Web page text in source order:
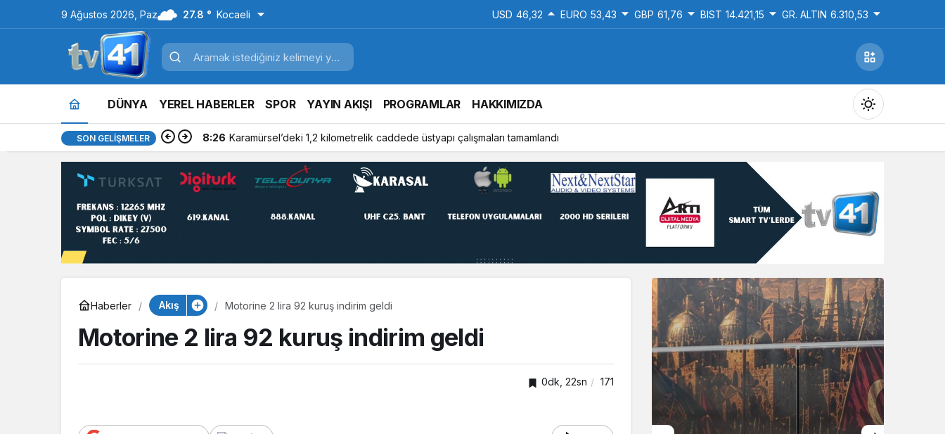
9 Ağustos 2026, Paz 27.8 ° Kocaeli USD 46,32 EURO 53,43 GBP 61,76 BIST 14.421,15 GR. ALTIN 6.310,53
DÜNYA YEREL HABERLER SPOR YAYIN AKIŞI PROGRAMLAR HAKKIMIZDA
Gündüz Modu
Gündüz modunu seçin.
Gece modunu seçin.
Sistem Modu
Sistem modunu seçin.
SON GELIŞMELER 8:26 Karamürsel’deki 1,2 kilometrelik caddede üstyapı çalışmaları tamamlandı
Haberler Akış Motorine 2 lira 92 kuruş indirim geldi
Motorine 2 lira 92 kuruş indirim geldi
0dk, 22sn 171